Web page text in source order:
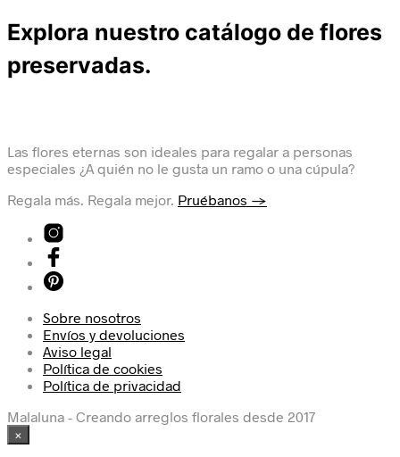
Explora nuestro catálogo de flores
preservadas.
Las flores eternas son ideales para regalar a personas
especiales ¿A quién no le gusta un ramo o una cúpula?
Regala más. Regala mejor. Pruébanos →
Sobre nosotros
Envíos y devoluciones
Aviso legal
Política de cookies
Política de privacidad
Malaluna - Creando arreglos florales desde 2017
×